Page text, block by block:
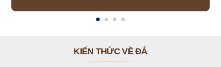
KIẾN THỨC VỀ ĐÁ